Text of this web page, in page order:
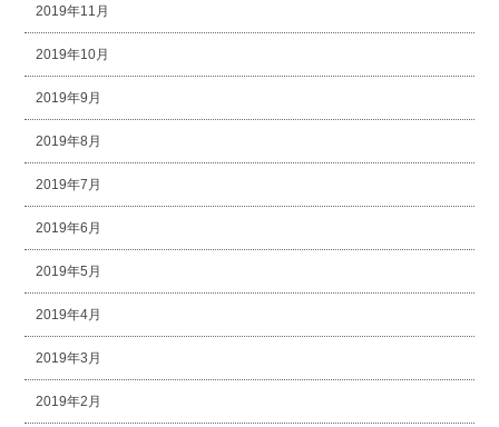
2019年11月
2019年10月
2019年9月
2019年8月
2019年7月
2019年6月
2019年5月
2019年4月
2019年3月
2019年2月